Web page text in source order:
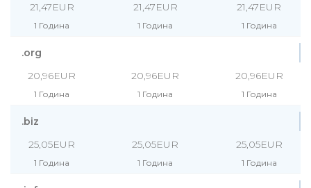
21,47EUR
1 Година
21,47EUR
1 Година
21,47EUR
1 Година
.org
20,96EUR
1 Година
20,96EUR
1 Година
20,96EUR
1 Година
.biz
25,05EUR
1 Година
25,05EUR
1 Година
25,05EUR
1 Година